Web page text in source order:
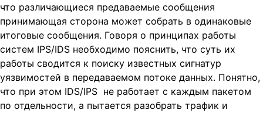
что различающиеся предаваемые сообщения
принимающая сторона может собрать в одинаковые
итоговые сообщения. Говоря о принципах работы
систем IPS/IDS необходимо пояснить, что суть их
работы сводится к поиску известных сигнатур
уязвимостей в передаваемом потоке данных. Понятно,
что при этом IDS/IPS не работает с каждым пакетом
по отдельности, а пытается разобрать трафик и